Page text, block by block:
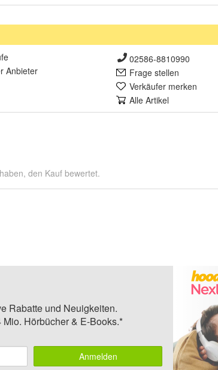
Anbieter
02586-8810990
Frage stellen
Verkäufer merken
Alle Artikel
den Kauf bewertet.
Rabatte und Neuigkeiten.
Hörbücher & E-Books.*
Anmelden